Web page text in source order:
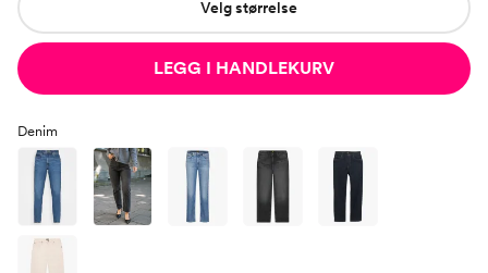
Velg størrelse
LEGG I HANDLEKURV
Denim